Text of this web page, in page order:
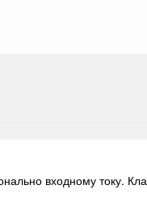
входному току.